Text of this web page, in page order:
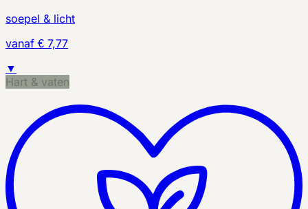
soepel & licht
vanaf € 7,77
▼
Hart & vaten